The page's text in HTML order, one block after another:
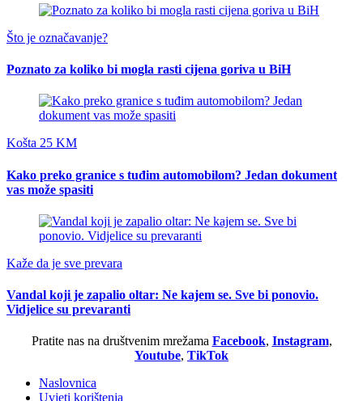
Što je označavanje?
Poznato za koliko bi mogla rasti cijena goriva u BiH
Košta 25 KM
Kako preko granice s tuđim automobilom? Jedan dokument
vas može spasiti
Kaže da je sve prevara
Vandal koji je zapalio oltar: Ne kajem se. Sve bi ponovio.
Vidjelice su prevaranti
Pratite nas na društvenim mrežama Facebook, Instagram,
Youtube, TikTok
Naslovnica
Uvjeti korištenja